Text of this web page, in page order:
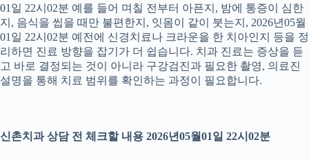
01일 22시02분 예를 들어 며칠 전부터 아픈지, 밤에 통증이 심한
지, 음식을 씹을 때만 불편한지, 잇몸이 같이 붓는지, 2026년05월
01일 22시02분 예전에 신경치료나 크라운을 한 치아인지 등을 정
리하면 진료 방향을 잡기가 더 쉽습니다. 치과 진료는 증상을 듣
고 바로 결정되는 것이 아니라 구강검진과 필요한 촬영, 의료진
설명을 통해 치료 범위를 확인하는 과정이 필요합니다.
신촌치과 상담 전 체크할 내용 2026년05월01일 22시02분